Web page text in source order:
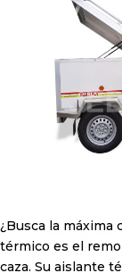
¿Busca la máxima
térmico es el
caza. Su aislante